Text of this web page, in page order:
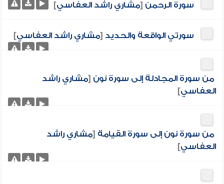
سورة الرحمن [مشاري راشد العفاسي]
سورتي الواقعة والحديد [مشاري راشد العفاسي]
من سورة المجادلة إلى سورة نون [مشاري راشد
العفاسي]
من سورة نون إلى سورة القيامة [مشاري راشد
العفاسي]